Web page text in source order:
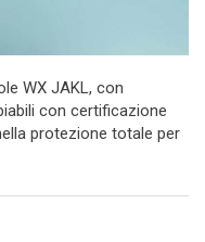
WX JAKL, con
con certificazione
protezione totale per